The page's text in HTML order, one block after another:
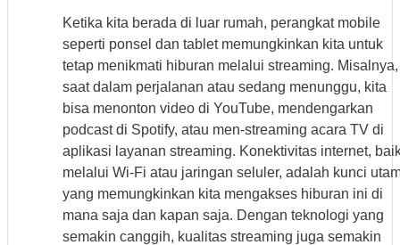
Ketika kita berada di luar rumah, perangkat mobile
seperti ponsel dan tablet memungkinkan kita untuk
tetap menikmati hiburan melalui streaming. Misalnya,
saat dalam perjalanan atau sedang menunggu, kita
bisa menonton video di YouTube, mendengarkan
podcast di Spotify, atau men-streaming acara TV di
aplikasi layanan streaming. Konektivitas internet,
melalui Wi-Fi atau jaringan seluler, adalah kunci
yang memungkinkan kita mengakses hiburan ini di
mana saja dan kapan saja. Dengan teknologi yang
semakin canggih, kualitas streaming juga semakin